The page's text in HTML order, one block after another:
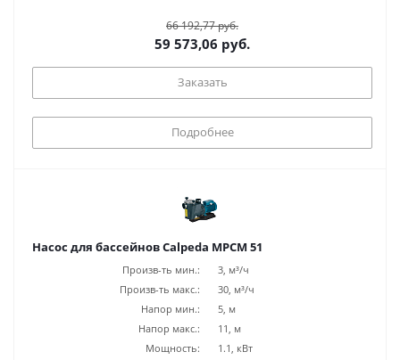
66 192,77 руб.
59 573,06 руб.
Заказать
Подробнее
Насос для бассейнов Calpeda MPCM 51
Произв-ть мин.:
3, м³/ч
Произв-ть макс.:
30, м³/ч
Напор мин.:
5, м
Напор макс.:
11, м
Мощность:
1.1, кВт